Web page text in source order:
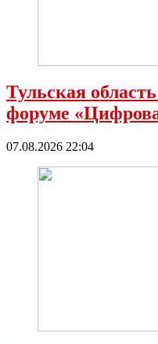
Тульская
форуме
07.08.2026 22:04